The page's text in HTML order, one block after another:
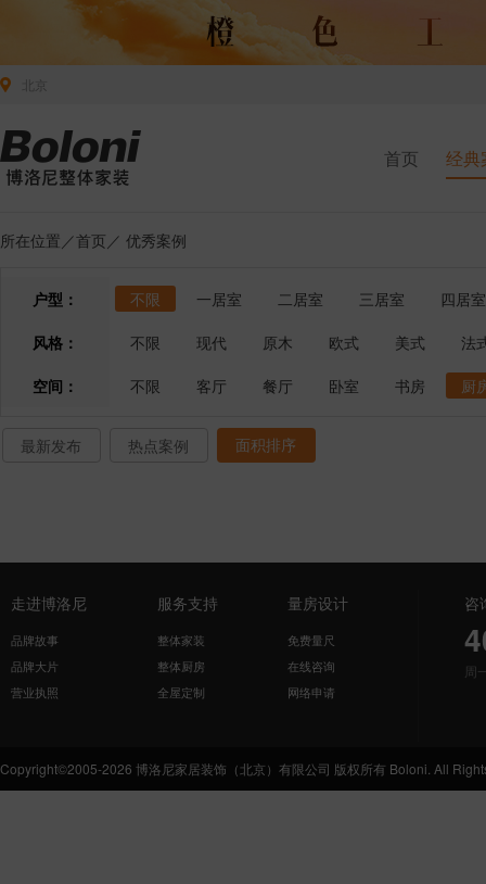
首页 经典
所在位置／首页 ／ 优秀案例
户型： 不限 一居室 二居室 三居室
四居室
风格：
不限 现代 原木 欧式 美式
法
空间：
不限 客厅 餐厅 卧室 书房 厨
最新发布 热点案例 面积排序
走进博洛尼
品牌故事
品牌大片
营业执照
服务支持
整体家装
整体厨房
全屋定制
量房设计
免费量尺
在线咨询
网络申请
咨
周
Copyright©2005-2026 博洛尼家居装饰（北京）有限公司 版权所有 Boloni. All